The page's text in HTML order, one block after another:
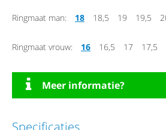
Ringmaat man: 18 18,5 19 19,5
Ringmaat vrouw: 16 16,5 17 17,5
Meer informatie?
Specificaties